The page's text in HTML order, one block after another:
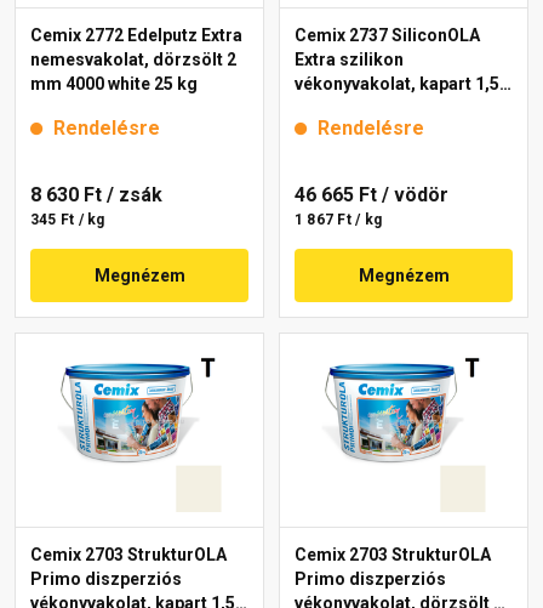
Cemix 2772 Edelputz Extra
nemesvakolat, dörzsölt 2
mm 4000 white 25 kg
Rendelésre
8 630 Ft / zsák
345 Ft / kg
Megnézem
Cemix 2737 SiliconOLA
Extra szilikon
vékonyvakolat, kapart 1,5
Rendelésre
46 665 Ft / vödör
1 867 Ft / kg
Megnézem
Cemix 2703 StrukturOLA
Primo diszperziós
vékonyvakolat, kapart 1,5
Cemix 2703 StrukturOLA
Primo diszperziós
vékonyvakolat, dörzsölt 2